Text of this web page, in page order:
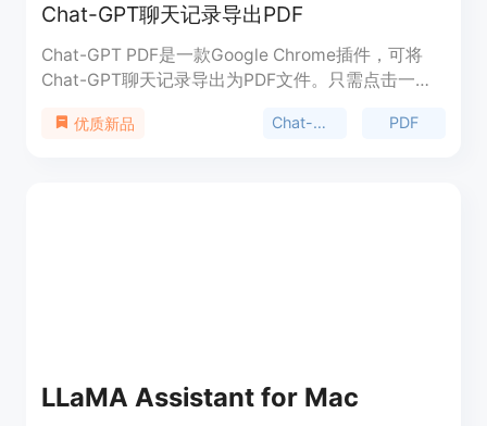
Chat-GPT聊天记录导出PDF
Chat-GPT PDF是一款Google Chrome插件，可将
Chat-GPT聊天记录导出为PDF文件。只需点击一
可下载和共享的PDF文档。此工具可用于保留与
优质新品 Chat-GPT PDF
LLaMA Assistant for Mac